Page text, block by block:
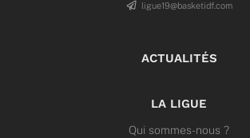
ligue19@basketidf.com
ACTUALITÉS
LA LIGUE
Qui sommes-nous ?